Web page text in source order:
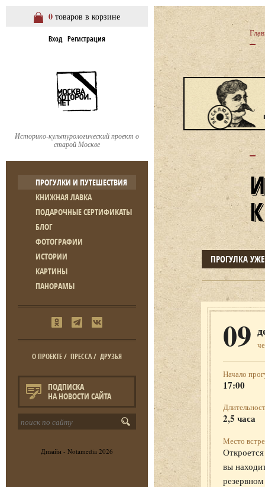
0 товаров в корзине
Вход Регистрация
Историко-культурологический проект о
старой Москве
ПРОГУЛКИ И ПУТЕШЕСТВИЯ
КНИЖНАЯ ЛАВКА
ПОДАРОЧНЫЕ СЕРТИФИКАТЫ
БЛОГ
ФОТОГРАФИИ
ИСТОРИИ
КАРТИНЫ
ПАНОРАМЫ
О ПРОЕКТЕ/ ПРЕССА/ ДРУЗЬЯ
ПОДПИСКА
НА НОВОСТИ САЙТА
Дизайн - Notamedia 2026
ПРОГУЛКА
09
Начало
17:00
2,5 часа
Место
вы